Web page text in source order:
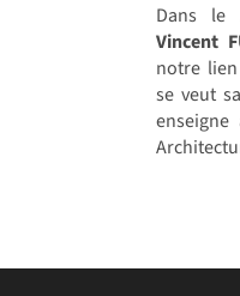
Dans le
Vincent
notre
se veut